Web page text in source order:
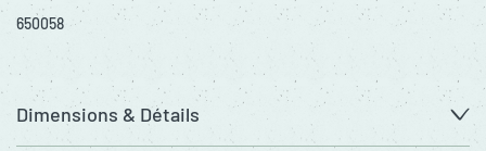
650058
Dimensions & Détails